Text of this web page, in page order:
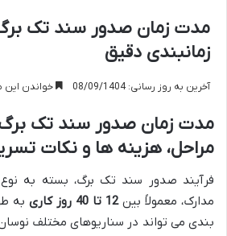
مدت زمان صدور سند تک
زمانبندی دقیق
آخرین به روز رسانی: 08/09/1404 خواندن این مطلب 22
مدت زمان صدور سند تک
مراحل، هزینه ها و نکات
فرآیند صدور سند تک برگ، بسته به
مدارک، معمولاً بین12 تا 40 روز کاری
به
بندی می تواند در سناریوهای مختلف